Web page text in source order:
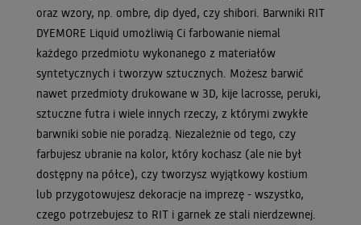
oraz wzory, np. ombre, dip dyed, czy shibori. Barwniki RIT
DYEMORE Liquid umożliwią Ci farbowanie niemal
każdego przedmiotu wykonanego z materiałów
syntetycznych i tworzyw sztucznych. Możesz barwić
nawet przedmioty drukowane w 3D, kije lacrosse, peruki,
sztuczne futra i wiele innych rzeczy, z którymi zwykłe
barwniki sobie nie poradzą. Niezależnie od tego, czy
farbujesz ubranie na kolor, który kochasz (ale nie był
dostępny na półce), czy tworzysz wyjątkowy kostium
lub przygotowujesz dekoracje na imprezę - wszystko,
czego potrzebujesz to RIT i garnek ze stali nierdzewnej.